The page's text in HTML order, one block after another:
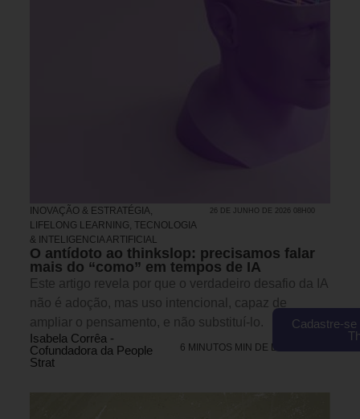
INOVAÇÃO & ESTRATÉGIA,
LIFELONG LEARNING, TECNOLOGIA
& INTELIGENCIA ARTIFICIAL
26 DE JUNHO DE 2026 08H00
O antídoto ao thinkslop: precisamos falar
mais do “como” em tempos de IA
Este artigo revela por que o verdadeiro desafio da IA
não é adoção, mas uso intencional, capaz de
ampliar o pensamento, e não substituí-lo.
Isabela Corrêa -
Cofundadora da People
Strat
6 MINUTOS MIN DE LEITURA
Cadastre-